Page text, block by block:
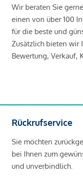
Wir beraten Sie
einen von über 100
für die beste und
Zusätzlich bieten
Bewertung, Verkauf,
Rückrufservice
Sie möchten
bei Ihnen zum
und unverbindlich.